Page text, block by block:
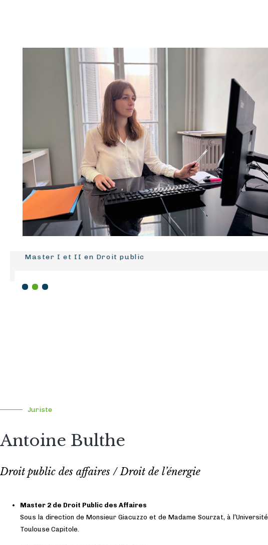
Master I et II en Droit public
Juriste
Antoine Bulthe
Droit public des affaires / Droit de l’énergie
Master 2 de Droit Public des Affaires
Sous la direction de Monsieur Giacuzzo et de Madame Sourzat, à l’Université
Toulouse Capitole.